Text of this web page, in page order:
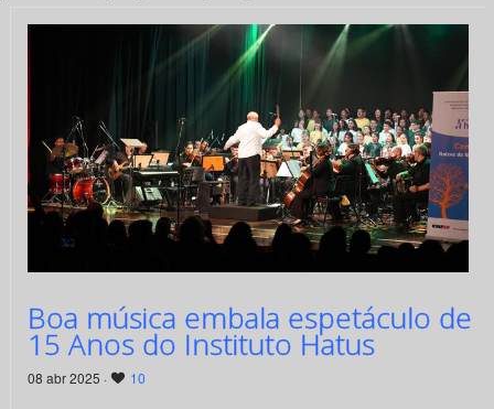
Boa música embala espetáculo de
15 Anos do Instituto Hatus
08 abr 2025 · 10